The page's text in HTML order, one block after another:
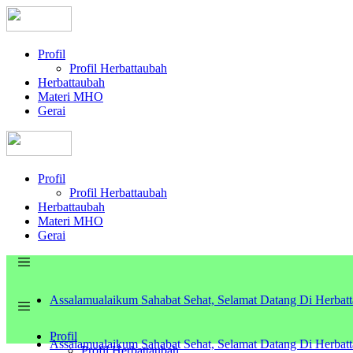
Profil
Profil Herbattaubah
Herbattaubah
Materi MHO
Gerai
Profil
Profil Herbattaubah
Herbattaubah
Materi MHO
Gerai
Assalamualaikum Sahabat Sehat, Selamat Datang Di
Profil
Profil Herbattaubah
Assalamualaikum Sahabat Sehat, Selamat Datang Di